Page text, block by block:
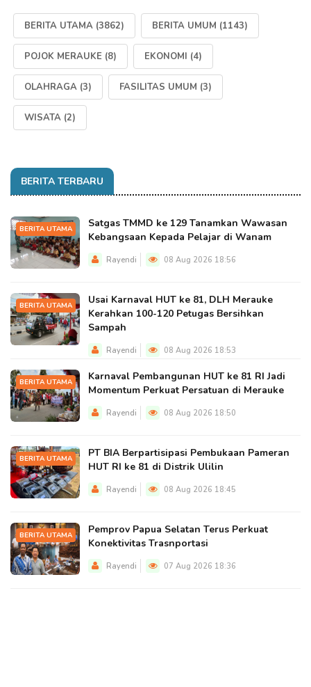
BERITA UTAMA (3862) BERITA UMUM (1143)
POJOK MERAUKE (8) EKONOMI (4)
OLAHRAGA (3) FASILITAS UMUM (3)
WISATA (2)
BERITA TERBARU
BERITA UTAMA
Satgas TMMD ke 129 Tanamkan Wawasan
Kebangsaan Kepada Pelajar di Wanam
Rayendi 08 Aug 2026 18:56
BERITA UTAMA
Usai Karnaval HUT ke 81, DLH Merauke
Kerahkan 100-120 Petugas Bersihkan
Sampah
Rayendi 08 Aug 2026 18:53
BERITA UTAMA
Karnaval Pembangunan HUT ke 81 RI Jadi
Momentum Perkuat Persatuan di Merauke
Rayendi 08 Aug 2026 18:50
BERITA UTAMA
PT BIA Berpartisipasi Pembukaan Pameran
HUT RI ke 81 di Distrik Ulilin
Rayendi 08 Aug 2026 18:45
BERITA UTAMA
Pemprov Papua Selatan Terus Perkuat
Konektivitas Trasnportasi
Rayendi 07 Aug 2026 18:36